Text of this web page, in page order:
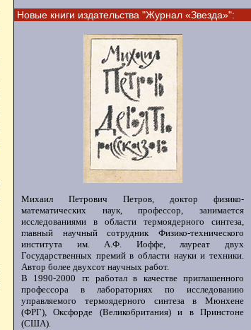
Новые книги издательства "Журнал «Звезда»":
Михаил Петрович Петров, доктор физико-
математических наук, профессор, занимается
исследованиями в области термоядерного синтеза,
главный научный сотрудник Физико-технического
института им. А.Ф. Иоффе, лауреат двух
Государственных премий в области науки и техники.
Автор более двухсот научных работ.
В 1990-2000 гг. работал в качестве приглашенного
профессора в лабораториях по исследованию
управляемого термоядерного синтеза в Мюнхене
(ФРГ), Оксфорде (Великобритания) и в Принстоне
(США).